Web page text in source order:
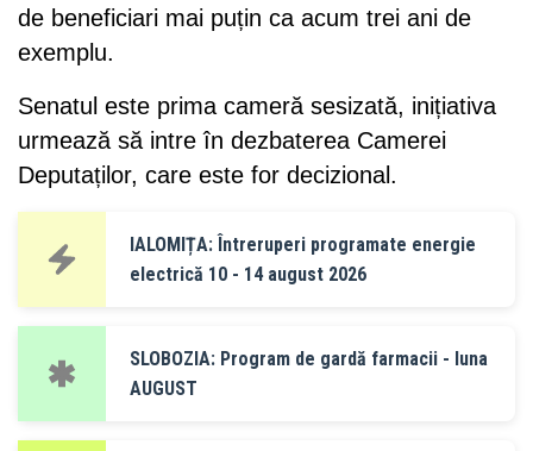
de beneficiari mai puțin ca acum trei ani de
exemplu.
Senatul este prima cameră sesizată, inițiativa
urmează să intre în dezbaterea Camerei
Deputaților, care este for decizional.
IALOMIȚA: Întreruperi programate energie
electrică 10 - 14 august 2026
SLOBOZIA: Program de gardă farmacii - luna
AUGUST